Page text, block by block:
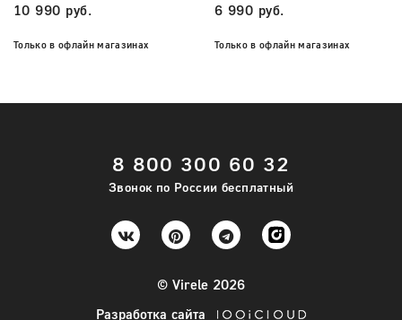
10 990 руб.
Только в офлайн магазинах
Только в офлайн магазинах
6 990 руб.
Только в офлайн магазинах
Только в офлайн магазинах
8 800 300 60 32
Звонок по России бесплатный
© Virele 2026
Разработка сайта